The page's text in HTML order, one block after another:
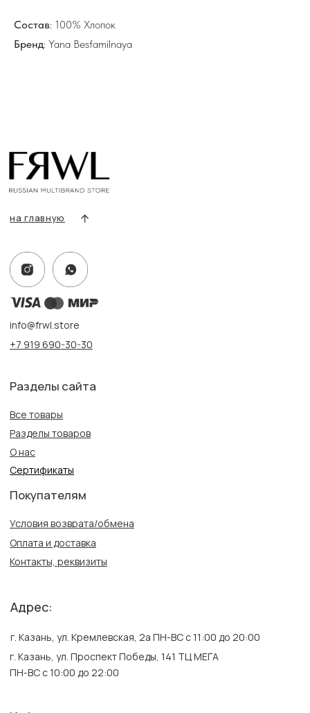
Состав: 100% Хлопок
Бренд: Yana Besfamilnaya
Контакты, реквизиты
Информация
Публичная оферта
г. Казань, ул. Кремлевская, 2а ПН-ВС с 11:00 до 20:00
Адрес: